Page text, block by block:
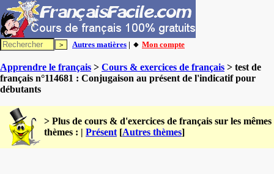
Autres matières | 🔸 Mon compte
Apprendre le français > Cours & exercices de français > test de
français n°114681 : Conjugaison au présent de l'indicatif pour
débutants
> Plus de cours & d'exercices de français sur les mêmes
thèmes : | Présent [Autres thèmes]